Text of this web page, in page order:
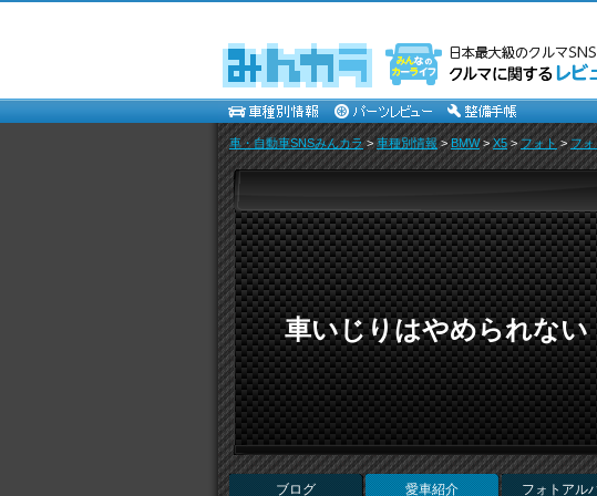
車・自動車SNSみんカラ>車種別情報>BMW>X5>フォト>フ
車いじりはやめられない
ブログ 愛車紹介 フォトアル